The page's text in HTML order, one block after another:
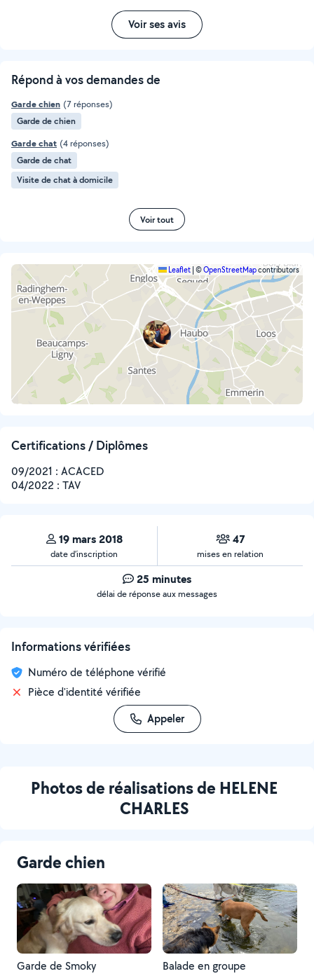
Voir ses avis
Répond à vos demandes de
Garde chien (7 réponses)
Garde de chien
Garde chat (4 réponses)
Garde de chat
Visite de chat à domicile
Voir tout
Leaflet ©OpenStreetMapcontributors
Certifications / Diplômes
09/2021 : ACACED
04/2022 : TAV
19 mars 2018
date d’inscription
47
mises en relation
25 minutes
délai de réponse aux messages
Informations vérifiées
Numéro de téléphone vérifié
Pièce d'identité vérifiée
Appeler
Photos de réalisations de HELENE
CHARLES
Garde chien
Garde de Smoky Balade en groupe